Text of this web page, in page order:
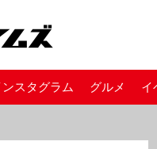
ンスタグラム グルメ イ